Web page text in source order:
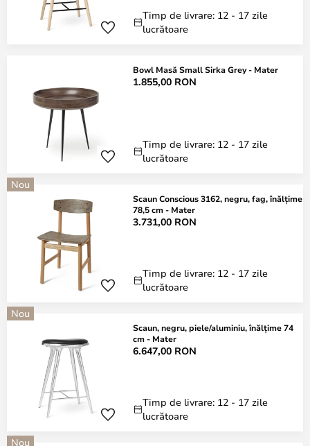
Timp de livrare: 12 - 17 zile
lucrătoare
Bowl Masă Small Sirka Grey - Mater
1.855,00 RON
Timp de livrare: 12 - 17 zile
lucrătoare
Nou
Scaun Conscious 3162, negru, fag, înălțime
78,5 cm - Mater
3.731,00 RON
Timp de livrare: 12 - 17 zile
lucrătoare
Nou
Scaun, negru, piele/aluminiu, înălțime 74
cm - Mater
6.647,00 RON
Timp de livrare: 12 - 17 zile
lucrătoare
Nou